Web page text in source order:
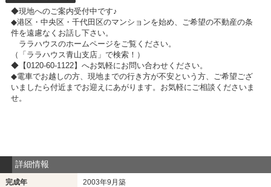
◆現地へのご案内受付中です♪
◆港区・中央区・千代田区のマンションを始め、ご希望の不動産の条
件を遠慮なくお話し下さい。
ララハウスのホームページをご覧ください。
（「ララハウス青山支店」で検索！）
◆【0120-60-1122】へお気軽にお問い合わせください。
◆電車でお越しの方、現地までの行き方が不安という方、ご希望ござ
いましたら付近までお迎えにあがります。お気軽にご相談くださいま
せ。
詳細情報
完成年 2003年9月築